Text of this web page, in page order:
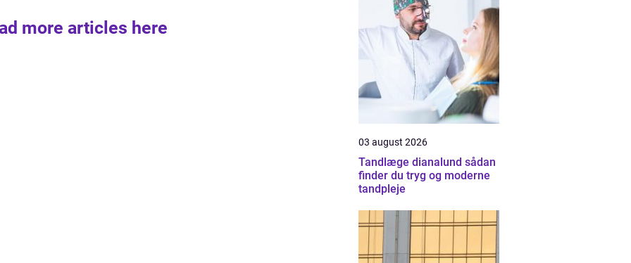
more articles here
03 august 2026
Tandlæge dianalund sådan
finder du tryg og moderne
tandpleje